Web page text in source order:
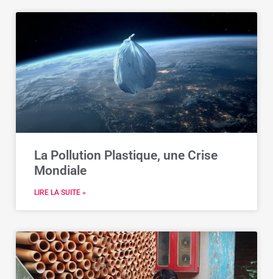
La Pollution Plastique, une Crise
Mondiale
LIRE LA SUITE »